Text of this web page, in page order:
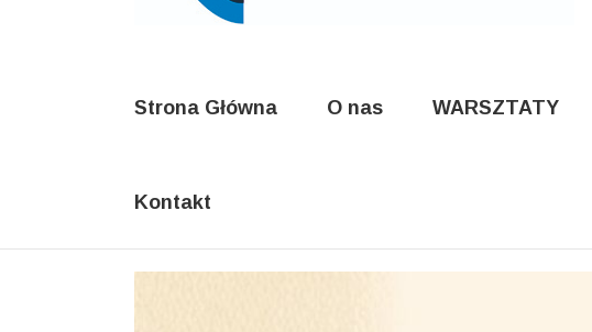
Strona Główna O nas WARSZTATY
Kontakt